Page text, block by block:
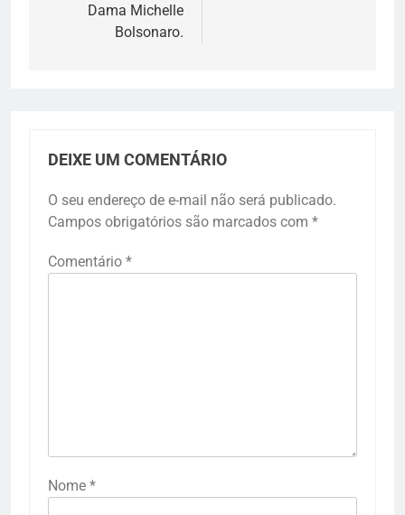
Dama Michelle
Bolsonaro.
DEIXE UM COMENTÁRIO
O seu endereço de e-mail não será publicado.
Campos obrigatórios são marcados com *
Comentário *
Nome *